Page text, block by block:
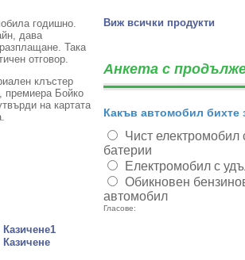
годишно.
дава
Така
отговор.
клъстер
премиера Бойко
на картата
Виж всички продукти
Анкета с
Какъв автомобил бихте
Чист електромобил
батерии
Електромобил с
Обикновен
автомобил
Гласове: